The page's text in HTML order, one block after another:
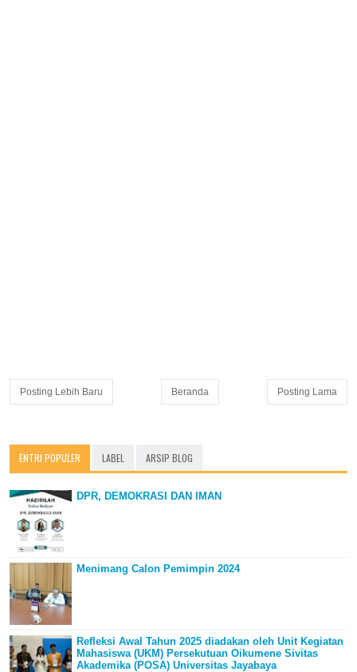
Posting Lebih Baru Posting Lama
Beranda
ENTRI POPULER LABEL ARSIP BLOG
DPR, DEMOKRASI DAN IMAN
Menimang Calon Pemimpin 2024
Refleksi Awal Tahun 2025 diadakan oleh Unit Kegiatan
Mahasiswa (UKM) Persekutuan Oikumene Sivitas
Akademika (POSA) Universitas Jayabaya